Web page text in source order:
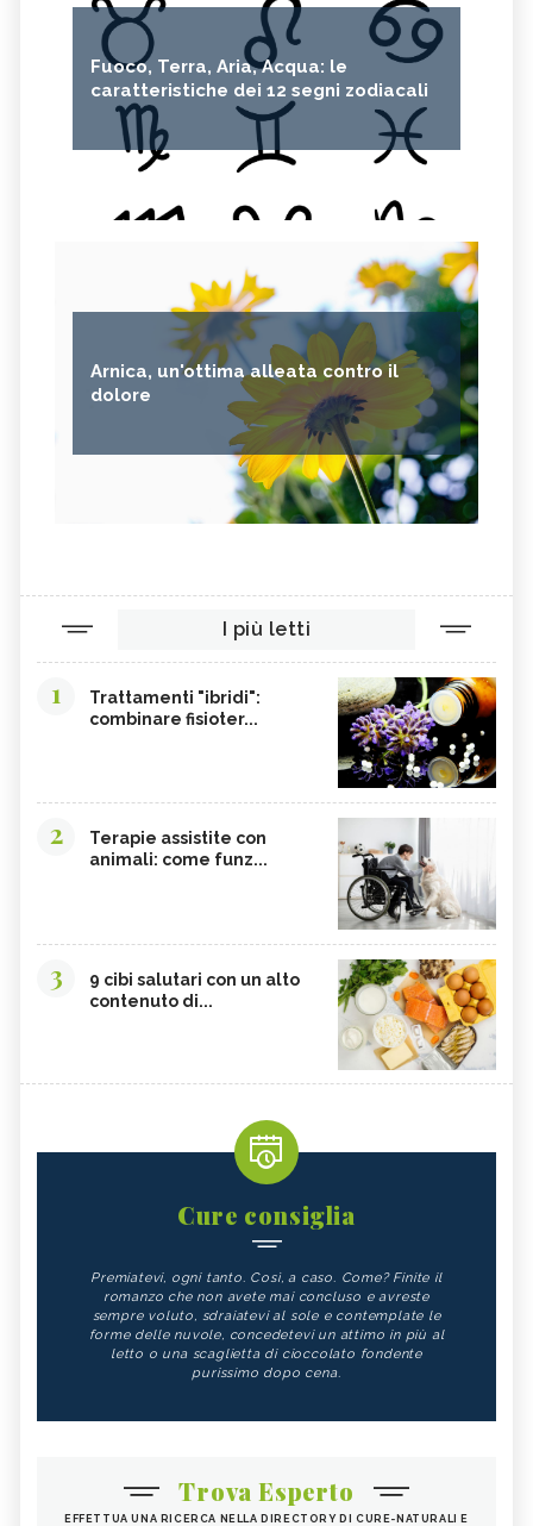
Fuoco, Terra, Aria, Acqua: le
caratteristiche dei 12 segni zodiacali
Arnica, un'ottima alleata contro il
dolore
I più letti
1
Trattamenti "ibridi":
combinare fisioter...
2
Terapie assistite con
animali: come funz...
3
9 cibi salutari con un alto
contenuto di...
Cure consiglia
Premiatevi, ogni tanto. Così, a caso. Come? Finite il
romanzo che non avete mai concluso e avreste
sempre voluto, sdraiatevi al sole e contemplate le
forme delle nuvole, concedetevi un attimo in più al
letto o una scaglietta di cioccolato fondente
purissimo dopo cena.
Trova Esperto
EFFETTUA UNA RICERCA NELLA DIRECTORY DI CURE-NATURALI E